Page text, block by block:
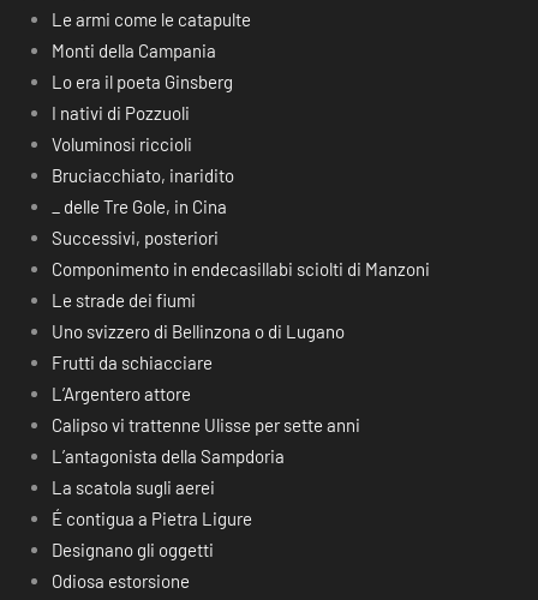
Le armi come le catapulte
Monti della Campania
Lo era il poeta Ginsberg
I nativi di Pozzuoli
Voluminosi riccioli
Bruciacchiato, inaridito
_ delle Tre Gole, in Cina
Successivi, posteriori
Componimento in endecasillabi sciolti di Manzoni
Le strade dei fiumi
Uno svizzero di Bellinzona o di Lugano
Frutti da schiacciare
L’Argentero attore
Calipso vi trattenne Ulisse per sette anni
L’antagonista della Sampdoria
La scatola sugli aerei
É contigua a Pietra Ligure
Designano gli oggetti
Odiosa estorsione